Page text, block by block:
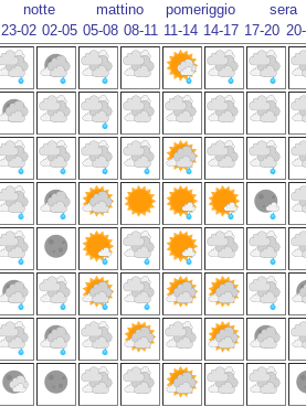
notte mattino pomeriggio
sera
23-02 02-05 05-08 08-11 11-14 14-17 17-20